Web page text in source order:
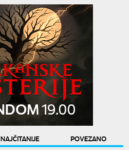
NAJČITANIJE
POVEZANO